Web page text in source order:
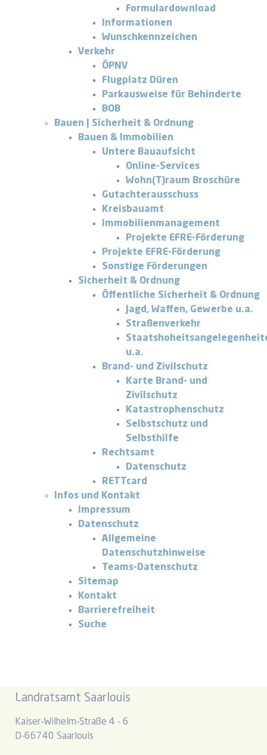
Formulardownload
Informationen
Wunschkennzeichen
Verkehr
ÖPNV
Flugplatz Düren
Parkausweise für Behinderte
BOB
Bauen | Sicherheit & Ordnung
Bauen & Immobilien
Untere Bauaufsicht
Online-Services
Wohn(T)raum Broschüre
Gutachterausschuss
Kreisbauamt
Immobilienmanagement
Projekte EFRE-Förderung
Projekte EFRE-Förderung
Sonstige Förderungen
Sicherheit & Ordnung
Öffentliche Sicherheit & Ordnung
Jagd, Waffen, Gewerbe u.a.
Straßenverkehr
u.a.
Brand- und Zivilschutz
Karte Brand- und
Zivilschutz
Katastrophenschutz
Selbstschutz und
Selbsthilfe
Rechtsamt
Datenschutz
RETTcard
Infos und Kontakt
Impressum
Datenschutz
Allgemeine
Datenschutzhinweise
Teams-Datenschutz
Sitemap
Kontakt
Barrierefreiheit
Suche
Landratsamt Saarlouis
Kaiser-Wilhelm-Straße 4 - 6
D-66740 Saarlouis